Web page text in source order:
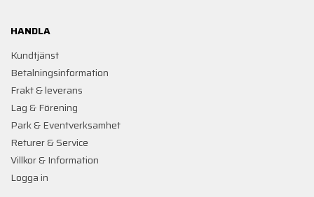
HANDLA
Kundtjänst
Betalningsinformation
Frakt & leverans
Lag & Förening
Park & Eventverksamhet
Returer & Service
Villkor & Information
Logga in